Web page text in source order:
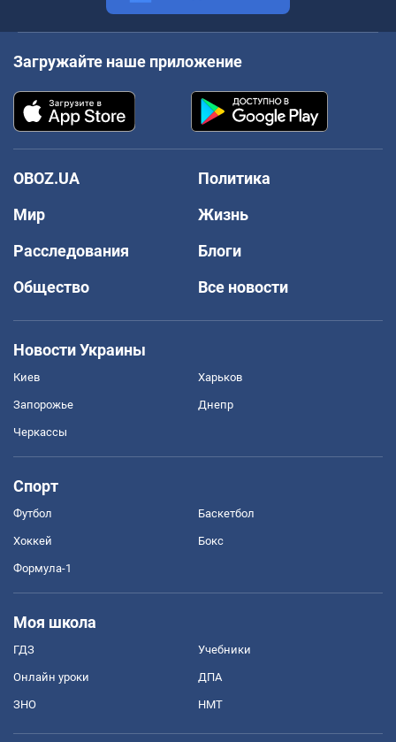
Загружайте наше приложение
OBOZ.UA
Политика
Мир
Жизнь
Расследования
Блоги
Общество
Все новости
Новости Украины
Киев Харьков
Запорожье Днепр
Черкассы
Спорт
Футбол Баскетбол
Хоккей Бокс
Формула-1
Моя школа
ГДЗ Учебники
Онлайн уроки ДПА
ЗНО НМТ